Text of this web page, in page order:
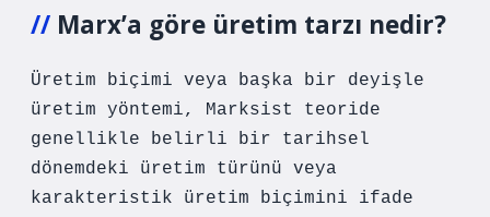
Marx’a göre üretim tarzı nedir?
Üretim biçimi veya başka bir deyişle
üretim yöntemi, Marksist teoride
genellikle belirli bir tarihsel
dönemdeki üretim türünü veya
karakteristik üretim biçimini ifade